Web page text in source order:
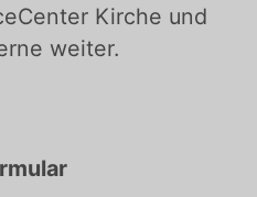
Kirche und
weiter.